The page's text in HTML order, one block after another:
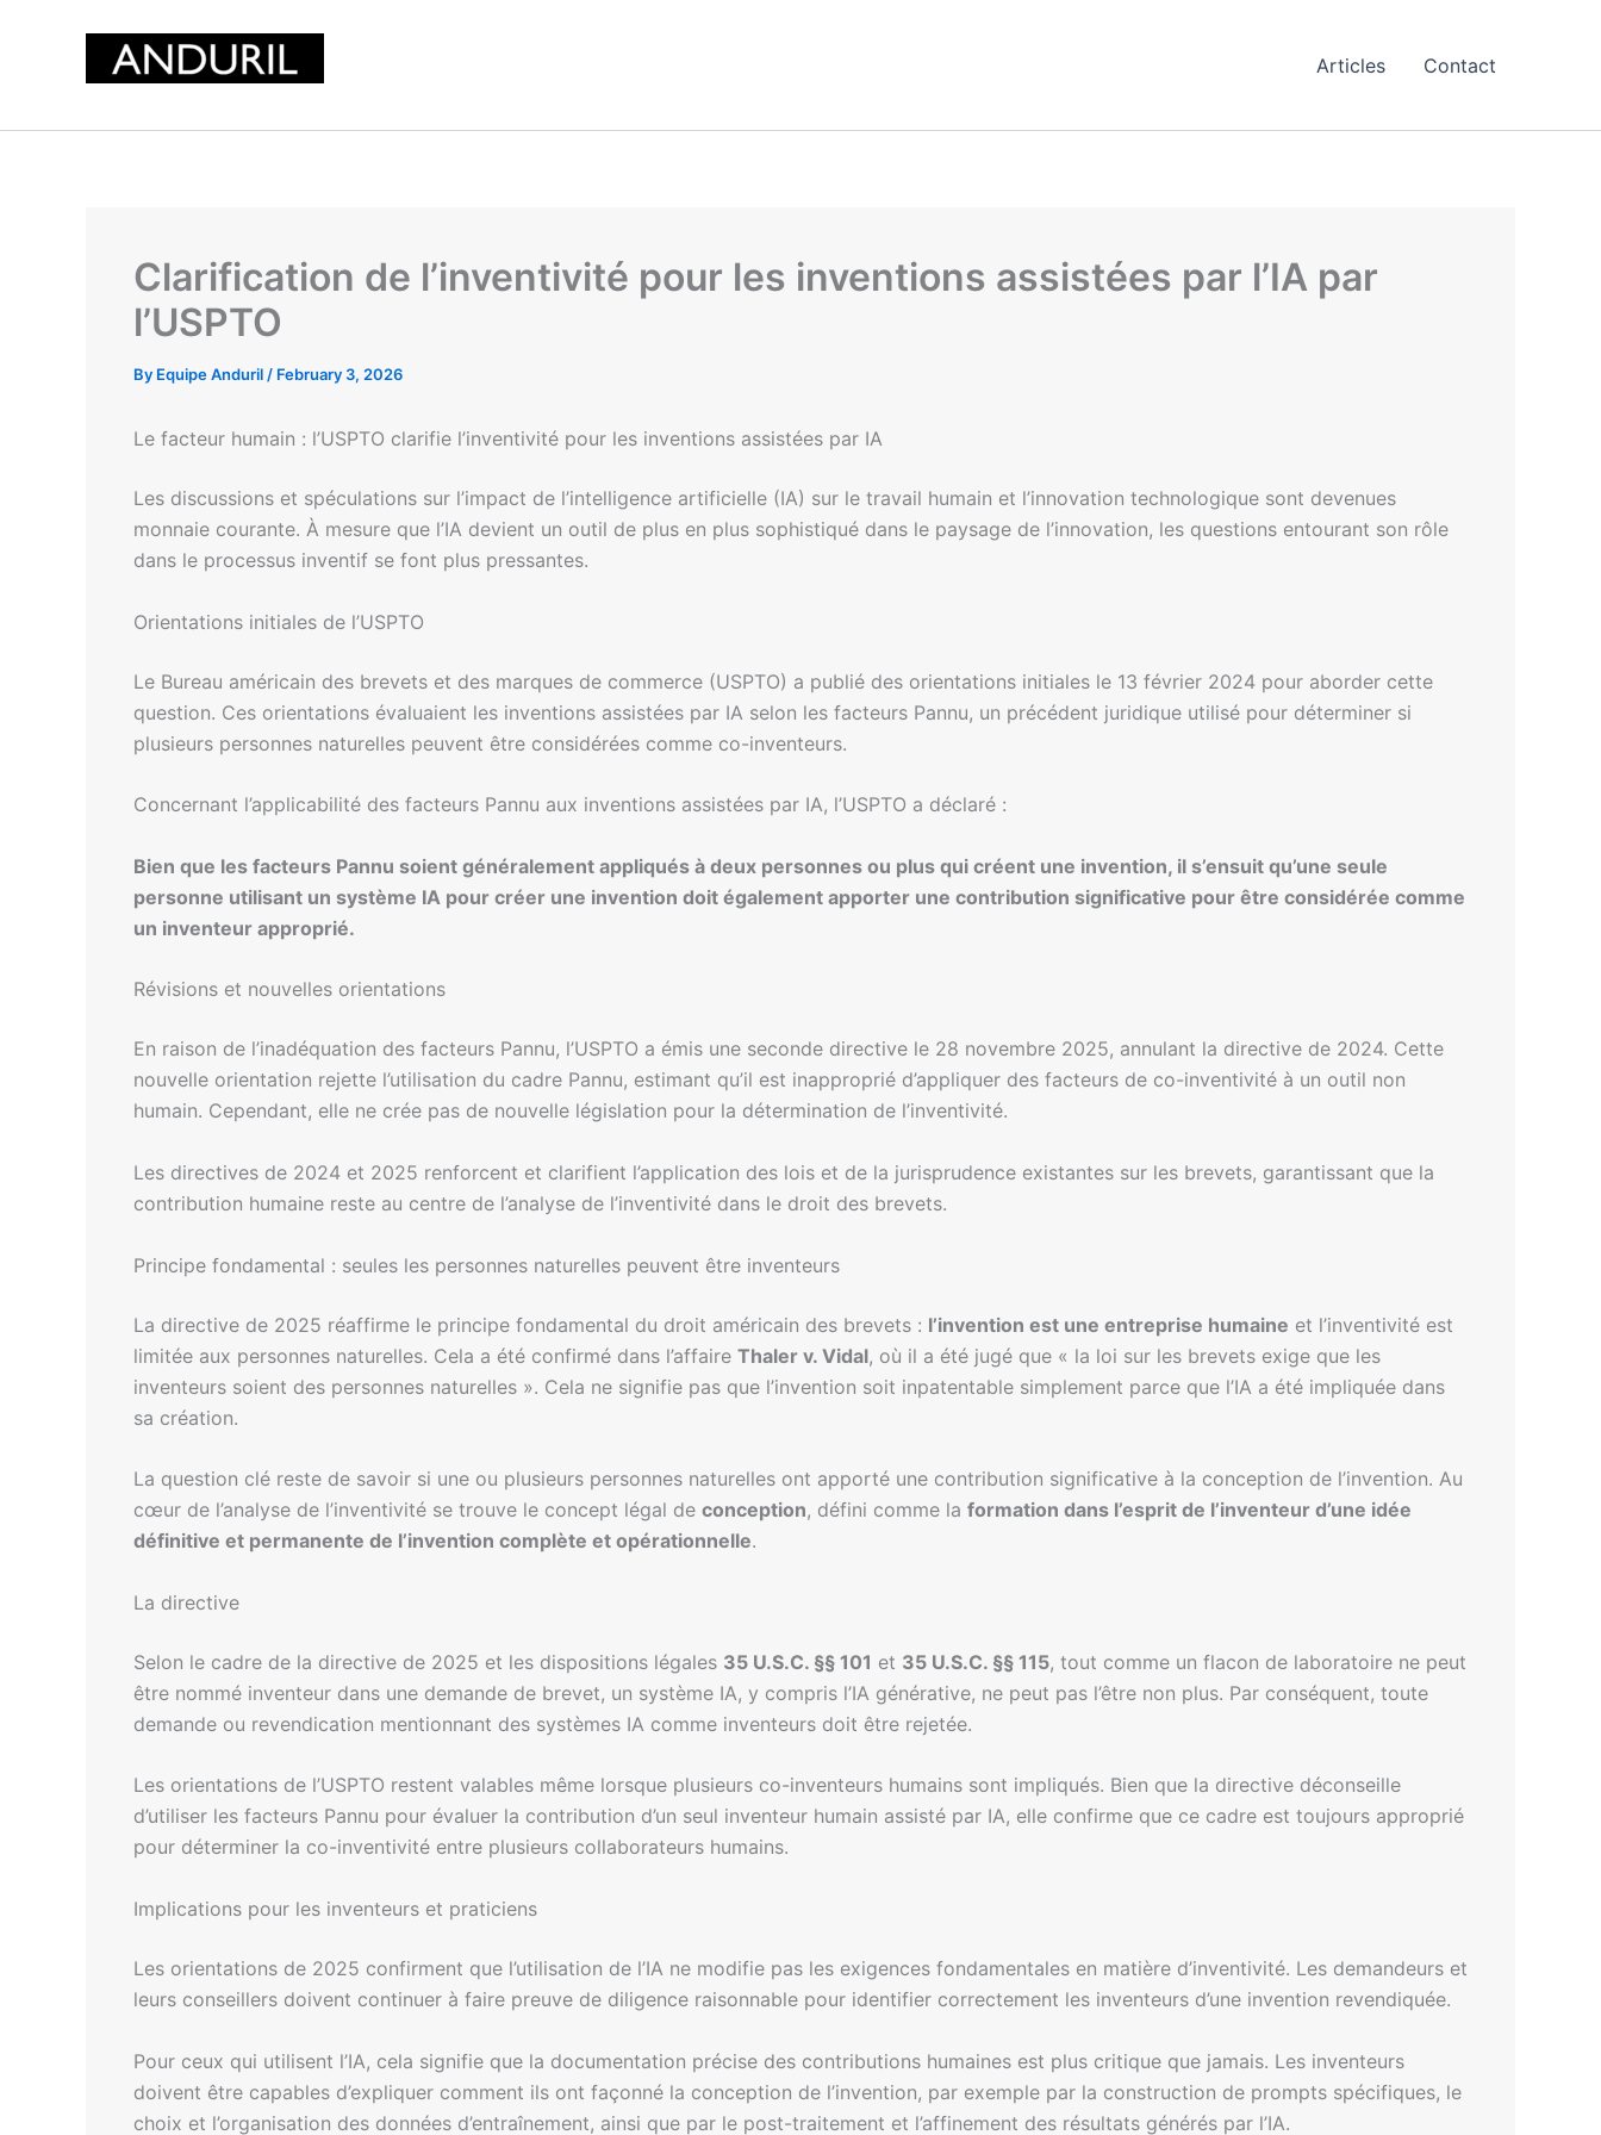
Articles Contact
Clarification de l’inventivité pour les inventions assistées par l’IA par
l’USPTO
By Equipe Anduril / February 3, 2026
Le facteur humain : l’USPTO clarifie l’inventivité pour les inventions assistées par IA
Les discussions et spéculations sur l’impact de l’intelligence artificielle (IA) sur le travail humain et l’innovation technologique sont devenues
monnaie courante. À mesure que l’IA devient un outil de plus en plus sophistiqué dans le paysage de l’innovation, les questions entourant son rôle
dans le processus inventif se font plus pressantes.
Orientations initiales de l’USPTO
Le Bureau américain des brevets et des marques de commerce (USPTO) a publié des orientations initiales le 13 février 2024 pour aborder cette
question. Ces orientations évaluaient les inventions assistées par IA selon les facteurs Pannu, un précédent juridique utilisé pour déterminer si
plusieurs personnes naturelles peuvent être considérées comme co-inventeurs.
Concernant l’applicabilité des facteurs Pannu aux inventions assistées par IA, l’USPTO a déclaré :
Bien que les facteurs Pannu soient généralement appliqués à deux personnes ou plus qui créent une invention, il s’ensuit qu’une seule
personne utilisant un système IA pour créer une invention doit également apporter une contribution significative pour être considérée comme
un inventeur approprié.
Révisions et nouvelles orientations
En raison de l’inadéquation des facteurs Pannu, l’USPTO a émis une seconde directive le 28 novembre 2025, annulant la directive de 2024. Cette
nouvelle orientation rejette l’utilisation du cadre Pannu, estimant qu’il est inapproprié d’appliquer des facteurs de co-inventivité à un outil non
humain. Cependant, elle ne crée pas de nouvelle législation pour la détermination de l’inventivité.
Les directives de 2024 et 2025 renforcent et clarifient l’application des lois et de la jurisprudence existantes sur les brevets, garantissant que la
contribution humaine reste au centre de l’analyse de l’inventivité dans le droit des brevets.
Principe fondamental : seules les personnes naturelles peuvent être inventeurs
La directive de 2025 réaffirme le principe fondamental du droit américain des brevets : l’invention est une entreprise humaine et l’inventivité est
limitée aux personnes naturelles. Cela a été confirmé dans l’affaire Thaler v. Vidal, où il a été jugé que « la loi sur les brevets exige que les
inventeurs soient des personnes naturelles ». Cela ne signifie pas que l’invention soit inpatentable simplement parce que l’IA a été impliquée dans
sa création.
La question clé reste de savoir si une ou plusieurs personnes naturelles ont apporté une contribution significative à la conception de l’invention. Au
cœur de l’analyse de l’inventivité se trouve le concept légal de conception, défini comme la formation dans l’esprit de l’inventeur d’une idée
définitive et permanente de l’invention complète et opérationnelle.
La directive
Selon le cadre de la directive de 2025 et les dispositions légales 35 U.S.C. §§ 101 et 35 U.S.C. §§ 115, tout comme un flacon de laboratoire ne peut
être nommé inventeur dans une demande de brevet, un système IA, y compris l’IA générative, ne peut pas l’être non plus. Par conséquent, toute
demande ou revendication mentionnant des systèmes IA comme inventeurs doit être rejetée.
Les orientations de l’USPTO restent valables même lorsque plusieurs co-inventeurs humains sont impliqués. Bien que la directive déconseille
d’utiliser les facteurs Pannu pour évaluer la contribution d’un seul inventeur humain assisté par IA, elle confirme que ce cadre est toujours approprié
pour déterminer la co-inventivité entre plusieurs collaborateurs humains.
Implications pour les inventeurs et praticiens
Les orientations de 2025 confirment que l’utilisation de l’IA ne modifie pas les exigences fondamentales en matière d’inventivité. Les demandeurs et
leurs conseillers doivent continuer à faire preuve de diligence raisonnable pour identifier correctement les inventeurs d’une invention revendiquée.
Pour ceux qui utilisent l’IA, cela signifie que la documentation précise des contributions humaines est plus critique que jamais. Les inventeurs
doivent être capables d’expliquer comment ils ont façonné la conception de l’invention, par exemple par la construction de prompts spécifiques, le
choix et l’organisation des données d’entraînement, ainsi que par le post-traitement et l’affinement des résultats générés par l’IA.